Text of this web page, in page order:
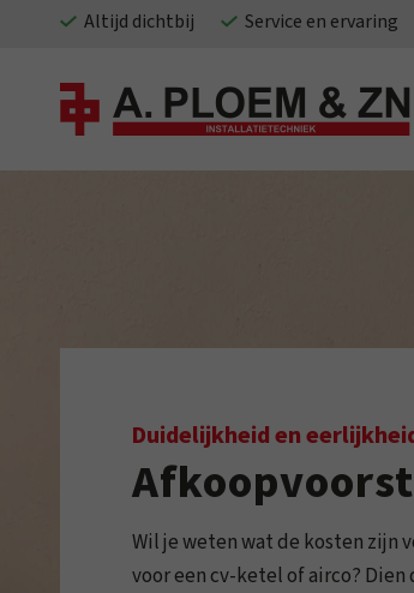
Altijd dichtbij Service en ervaring
Duidelijkheid en
Wil je weten wat de kosten zijn
voor een cv-ketel of airco? Dien